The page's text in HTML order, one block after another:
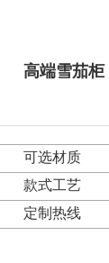
高端雪茄柜
可选材质
款式工艺
定制热线